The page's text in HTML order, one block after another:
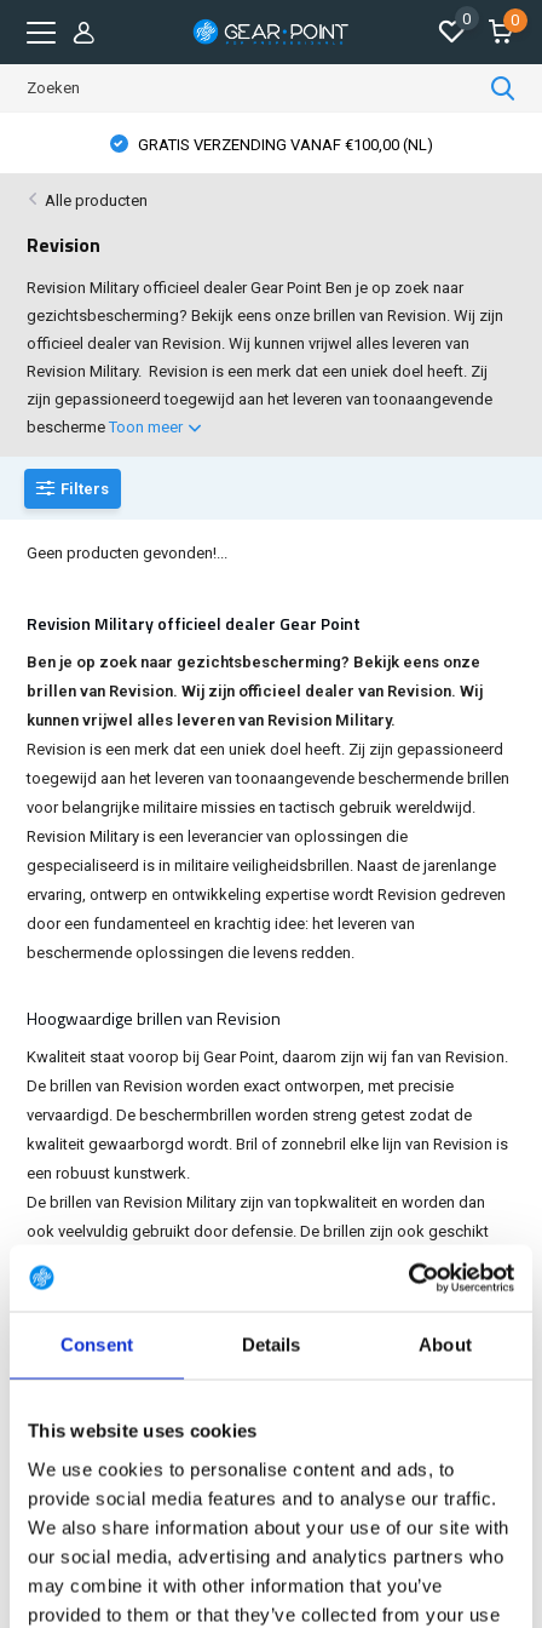
Consent Details About
This website uses cookies
We use cookies to personalise content and ads, to
provide social media features and to analyse our traffic.
We also share information about your use of our site with
our social media, advertising and analytics partners who
may combine it with other information that you’ve
provided to them or that they’ve collected from your use
0 0
GRATIS VERZENDING VANAF €100,00 (NL)
Alle producten
Revision
Revision Military officieel dealer Gear Point Ben je op zoek naar
gezichtsbescherming? Bekijk eens onze brillen van Revision. Wij zijn
officieel dealer van Revision. Wij kunnen vrijwel alles leveren van
Revision Military. Revision is een merk dat een uniek doel heeft. Zij
zijn gepassioneerd toegewijd aan het leveren van toonaangevende
beschermeToon meer
Filters
Geen producten gevonden!...
Revision Military officieel dealer Gear Point
Ben je op zoek naar gezichtsbescherming? Bekijk eens onze
brillen van Revision. Wij zijn officieel dealer van Revision. Wij
kunnen vrijwel alles leveren van Revision Military.
Revision is een merk dat een uniek doel heeft. Zij zijn gepassioneerd
toegewijd aan het leveren van toonaangevende beschermende brillen
voor belangrijke militaire missies en tactisch gebruik wereldwijd.
Revision Military is een leverancier van oplossingen die
gespecialiseerd is in militaire veiligheidsbrillen. Naast de jarenlange
ervaring, ontwerp en ontwikkeling expertise wordt Revision gedreven
door een fundamenteel en krachtig idee: het leveren van
beschermende oplossingen die levens redden.
Hoogwaardige brillen van Revision
Kwaliteit staat voorop bij Gear Point, daarom zijn wij fan van Revision.
De brillen van Revision worden exact ontworpen, met precisie
vervaardigd. De beschermbrillen worden streng getest zodat de
kwaliteit gewaarborgd wordt. Bril of zonnebril elke lijn van Revision is
een robuust kunstwerk.
De brillen van Revision Military zijn van topkwaliteit en worden dan
ook veelvuldig gebruikt door defensie. De brillen zijn ook geschikt
voor professioneel gebruik. Maar ook bij airsoft en andere
schietsporten beschermen de brillen jouw ogen optimaal. Het
onbreekbaar. Zelfs bij het dubbelknakken van het montuur breekt het
montuur niet.
Ruim assortiment Revision
Omdat wij een officieel dealer zijn van Revision Military vind jij bij Gear
Point een breed assortiment van Revision brillen. Je kunt bij ons
terecht voor nieuwe monturen, lenzen, schoonmaakspullen maar ook
voor complete Revision brillen sets. In deze set vaak een elastische
hoofdband, schoonmaakdoekje, brillenzakje en opberg-etui. Je vind